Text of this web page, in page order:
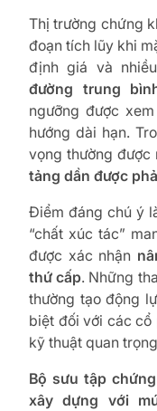
Thị trường chứng
đoạn tích lũy khi
định giá và
đường trung
ngưỡng được
hướng dài hạn.
vọng thường được
tảng dần được
Điểm đáng chú ý
“chất xúc tác”
được xác nhận
thứ cấp. Những
thường tạo động
biệt đối với các cổ
kỹ thuật quan
Bộ sưu tập
xây dựng với